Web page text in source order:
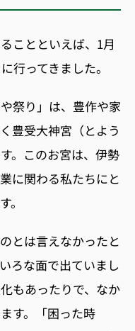
ことといえば、 1月
行ってきました。
祭り」は、豊作や家
豊受大神宮（とよう
。このお宮は、伊勢
に関わる私たちにと
。
とは言えなかったと
ろな面で出ていまし
もあったりで、なか
す。「困った時